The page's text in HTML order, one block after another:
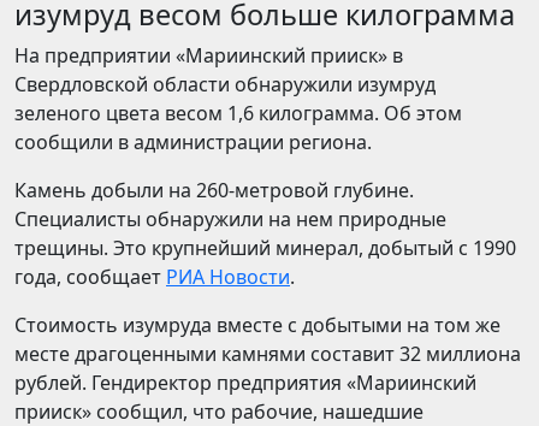
изумруд весом больше килограмма
На предприятии «Мариинский прииск» в
Свердловской области обнаружили изумруд
зеленого цвета весом 1,6 килограмма. Об этом
сообщили в администрации региона.
Камень добыли на 260-метровой глубине.
Специалисты обнаружили на нем природные
трещины. Это крупнейший минерал, добытый с 1990
года, сообщает РИА Новости.
Стоимость изумруда вместе с добытыми на том же
месте драгоценными камнями составит 32 миллиона
рублей. Гендиректор предприятия «Мариинский
прииск» сообщил, что рабочие, нашедшие